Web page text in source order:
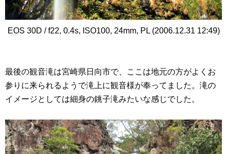
EOS 30D / f22, 0.4s, ISO100, 24mm, PL (2006.12.31 12:49)
最後の観音滝は宮崎県日向市で、ここは地元の方がよくお
参りに来られるようで滝上に観音様が奉ってました。滝の
イメージとしては細身の銚子滝みたいな感じでした。